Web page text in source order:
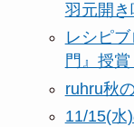
羽元開
レシピ
門』授
ruhru秋
11/15(水